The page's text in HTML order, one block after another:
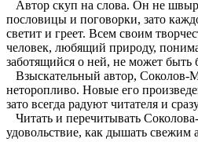
Автор скуп на слова. Он не
пословицы и поговорки, зато
светит и греет. Всем своим
человек, любящий природу,
заботящийся о ней, не может быть
Взыскательный автор, Соколов-
неторопливо. Новые его
зато всегда радуют читателя и
Читать и перечитывать
удовольствие, как дышать свежим